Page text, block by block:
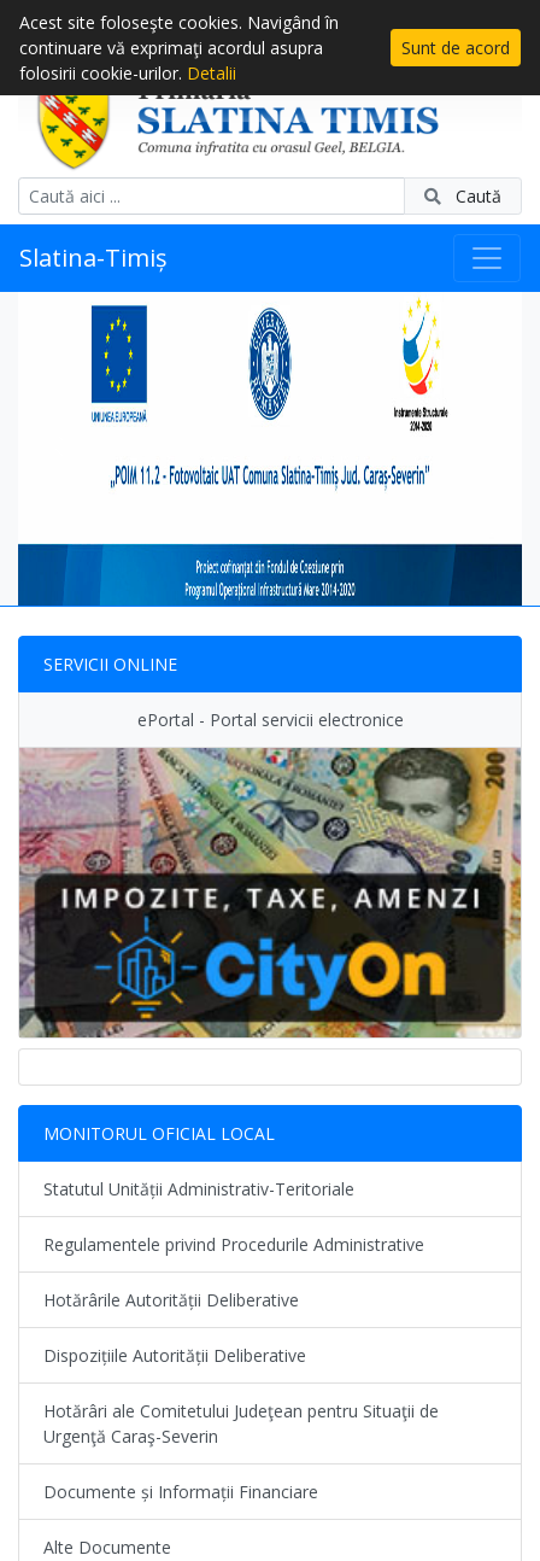
Caută
Slatina-Timiș
SERVICII ONLINE
ePortal - Portal servicii electronice
MONITORUL OFICIAL LOCAL
Statutul Unității Administrativ-Teritoriale
Regulamentele privind Procedurile Administrative
Hotărârile Autorității Deliberative
Dispozițiile Autorității Deliberative
Hotărâri ale Comitetului Judeţean pentru Situaţii de
Urgenţă Caraş-Severin
Documente și Informații Financiare
Alte Documente
Acest site foloseşte cookies. Navigând în
continuare vă exprimaţi acordul asupra
folosirii cookie-urilor. Detalii
Sunt de acord